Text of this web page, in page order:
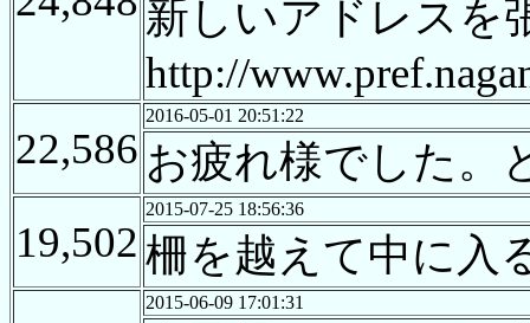
新しいアドレスを
http://
22,586
2016-05-01 20:51:22
お疲れ様でした。
19,502
2015-07-25 18:56:36
柵を越えて中に入
2015-06-09 17:01:31